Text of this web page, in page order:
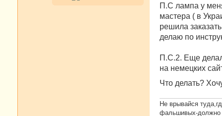
и
е
П.С лампа у
мастера ( в
решила
делаю по
П.С.2. Еще
на немецких
Что делать?
Не врывайся
фальшивых-должно